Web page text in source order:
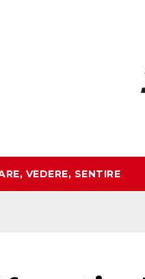
VEDERE, SENTIRE